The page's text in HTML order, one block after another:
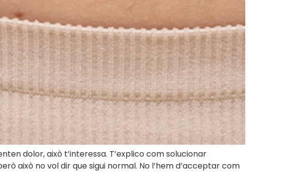
dolor, això t’interessa. T’explico com solucionar
això no vol dir que sigui normal. No l’hem d’acceptar com